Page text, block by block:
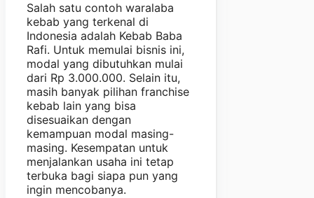
Salah satu contoh waralaba
kebab yang terkenal di
Indonesia adalah Kebab Baba
Rafi. Untuk memulai bisnis ini,
modal yang dibutuhkan mulai
dari Rp 3.000.000. Selain itu,
masih banyak pilihan franchise
kebab lain yang bisa
disesuaikan dengan
kemampuan modal masing-
masing. Kesempatan untuk
menjalankan usaha ini tetap
terbuka bagi siapa pun yang
ingin mencobanya.